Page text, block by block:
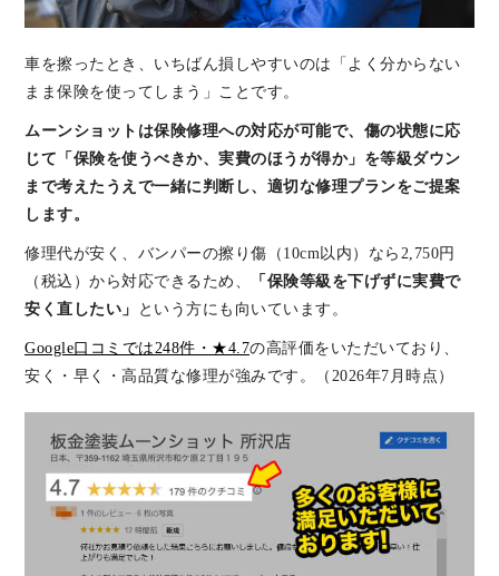
車を擦ったとき、いちばん損しやすいのは「よく分からない
まま保険を使ってしまう」ことです。
ムーンショットは保険修理への対応が可能で、傷の状態に応
じて「保険を使うべきか、実費のほうが得か」を等級ダウン
まで考えたうえで一緒に判断し、適切な修理プランをご提案
します。
修理代が安く、バンパーの擦り傷（10cm以内）なら2,750円
（税込）から対応できるため、
「保険等級を下げずに実費で
安く直したい」
という方にも向いています。
Google口コミでは248件・★4.7の高評価をいただいており、
安く・早く・高品質な修理が強みです。（2026年7月時点）